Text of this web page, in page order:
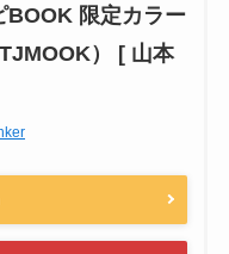
BOOK 限定カラー
） [ 山本